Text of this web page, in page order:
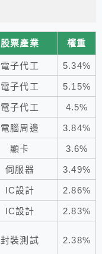
股票產業 權重
電子代工 5.34%
電子代工 5.15%
電子代工 4.5%
電腦周邊 3.84%
顯卡 3.6%
伺服器 3.49%
IC設計 2.86%
IC設計 2.83%
封裝測試 2.38%